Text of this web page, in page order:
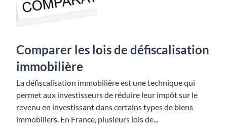
Comparer les lois de défiscalisation
immobilière
La défiscalisation immobilière est une technique qui
permet aux investisseurs de réduire leur impôt sur le
revenu en investissant dans certains types de biens
immobiliers. En France, plusieurs lois de...